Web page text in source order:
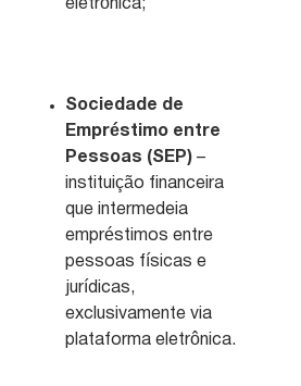
eletrônica;
Sociedade de
Empréstimo entre
Pessoas (SEP) –
instituição financeira
que intermedeia
empréstimos entre
pessoas físicas e
jurídicas,
exclusivamente via
plataforma eletrônica.